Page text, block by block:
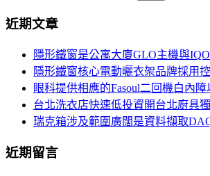
覽
關
近期文章
隱形鐵窗是公寓大廈GLO主機與
隱形鐵窗核心電動曬衣架品牌採用
眼科提供相應的Fasoul二回機白內
台北洗衣店快速低投資開台北廚具
瑞克箱涉及範圍廣闊是資料擷取
近期留言